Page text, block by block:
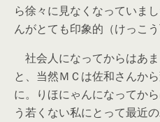
ら徐々に見なくなっていま
んがとても印象的（けっこ
社会人になってからはあ
と、当然ＭＣは佐和さんか
に。りほにゃんになってか
う若くない私にとって最近